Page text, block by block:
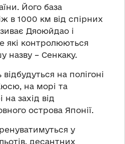
Його база
в 1000 км від спірних
Дяоюйдао і
які контролюються
назву – Сенкаку.
на полігоні
на морі та
захід від
острова Японії.
у
десантних